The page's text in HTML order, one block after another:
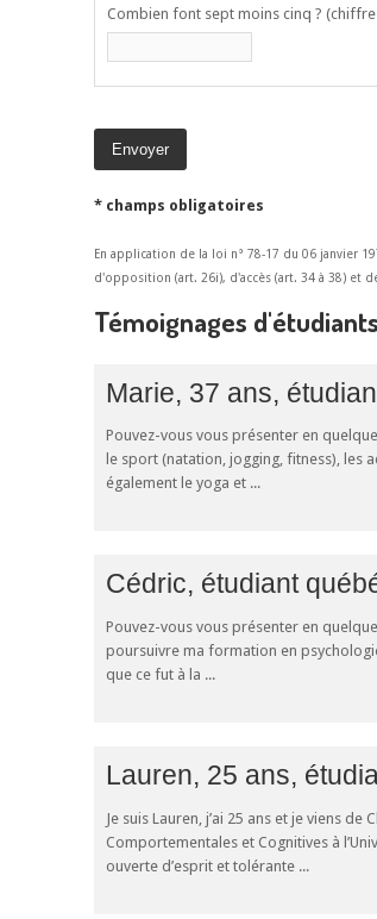
Combien font sept moins cinq ?
* champs obligatoires
En application de la loi n° 78-17 du 06 janvier
d'opposition (art. 26i), d'accès (art. 34 à 38) et
Témoignages
Marie, 37 ans,
Pouvez-vous vous présenter en
le sport (natation, jogging, fitness), les
également le yoga et ...
Cédric, étudiant
Pouvez-vous vous présenter en
poursuivre ma formation en
que ce fut à la ...
Lauren, 25 ans,
Je suis Lauren, j’ai 25 ans et je viens
Comportementales et Cognitives à
ouverte d’esprit et tolérante ...